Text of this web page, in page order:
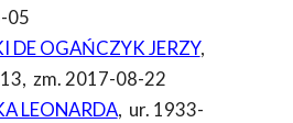
05
DE OGAŃCZYK JERZY,
, zm. 2017-08-22
LEONARDA, ur. 1933-